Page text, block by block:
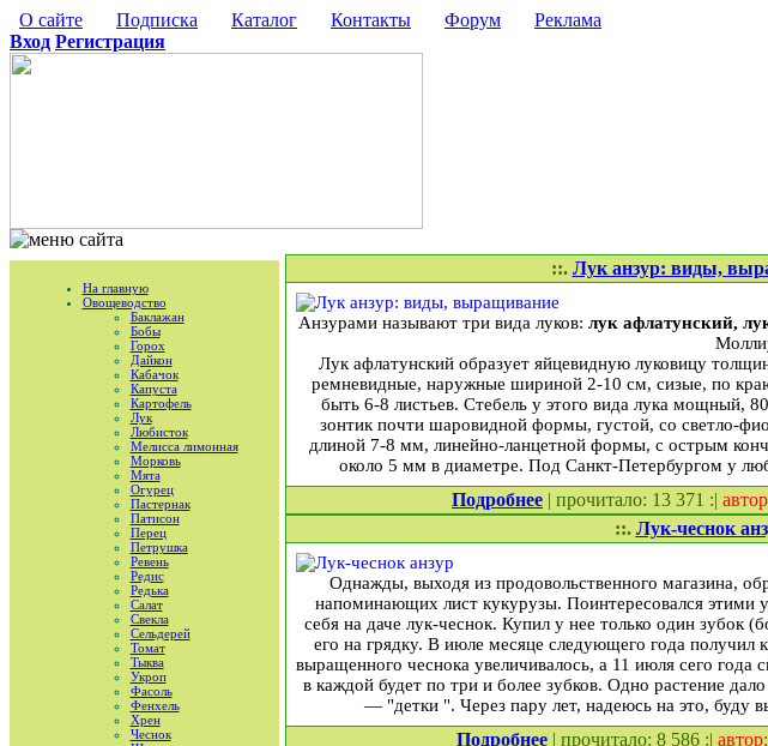
О сайте Подписка Каталог Контакты Форум
Реклама
Вход Регистрация
На главную
Овощеводство
Баклажан
Бобы
Горох
Дайкон
Кабачок
Капуста
Картофель
Лук
Любисток
Мелисса лимонная
Морковь
Мята
Огурец
Пастернак
Патисон
Перец
Петрушка
Ревень
Редис
Редька
Салат
Свекла
Сельдерей
Томат
Тыква
Укроп
Фасоль
Фенхель
Хрен
Чеснок
::. Лук анзур: виды,
Анзурами называют три вида луков: лук афлатунский,
Лук афлатунский образует яйцевидную луковицу
ремневидные, наружные шириной 2-10 см, сизые, по
быть 6-8 листьев. Стебель у этого вида лука мощный,
зонтик почти шаровидной формы, густой, со светло-
длиной 7-8 мм, линейно-ланцетной формы, с острым
около 5 мм в диаметре. Под Санкт-Петербургом у
Подробнее | прочитало: 13 371 :|
::. Лук-чеснок
Однажды, выходя из продовольственного магазина,
напоминающих лист кукурузы. Поинтересовался этими
себя на даче лук-чеснок. Купил у нее только один зубок
его на грядку. В июле месяце следующего года получил
выращенного чеснока увеличивалось, а 11 июля сего
в каждой будет по три и более зубков. Одно растение
— "детки ". Через пару лет, надеюсь на это, буду
Подробнее | прочитало: 8 586 :| автор: